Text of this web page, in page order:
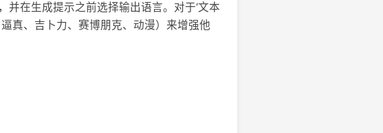
在生成提示之前选择输出语言。对于‘文本
真、吉卜力、赛博朋克、动漫）来增强他